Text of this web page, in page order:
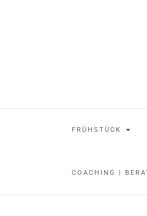
FRÜHSTÜCK
COACHING |